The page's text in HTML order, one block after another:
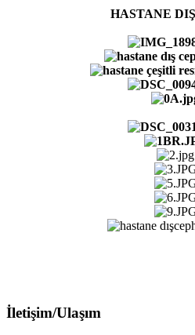
HASTANE
İletişim/Ulaşım